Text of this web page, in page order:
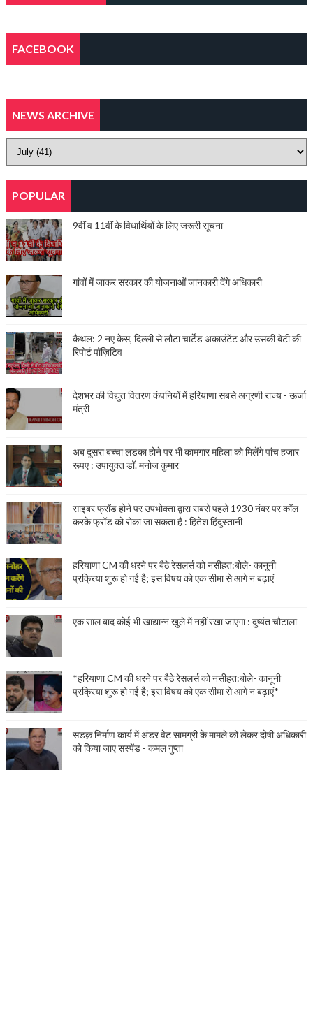
FACEBOOK
NEWS ARCHIVE
POPULAR
9वीं व 11वीं के विधार्थियों के लिए जरूरी सूचना
गांवों में जाकर सरकार की योजनाओं जानकारी देंगे अधिकारी
कैथल: 2 नए केस, दिल्ली से लौटा चार्टेड अकाउंटेंट और उसकी बेटी की
रिपोर्ट पॉज़िटिव
देशभर की विद्युत वितरण कंपनियों में हरियाणा सबसे अग्रणी राज्य - ऊर्जा
मंत्री
अब दूसरा बच्चा लडका होने पर भी कामगार महिला को मिलेंगे पांच हजार
रूपए : उपायुक्त डॉ. मनोज कुमार
साइबर फ्रॉड होने पर उपभोक्ता द्वारा सबसे पहले 1930 नंबर पर कॉल
करके फ्रॉड को रोका जा सकता है : हितेश हिंदुस्तानी
हरियाणा CM की धरने पर बैठे रेसलर्स को नसीहत:बोले- कानूनी
प्रक्रिया शुरू हो गई है; इस विषय को एक सीमा से आगे न बढ़ाएं
एक साल बाद कोई भी खाद्यान्न खुले में नहीं रखा जाएगा : दुष्यंत चौटाला
*हरियाणा CM की धरने पर बैठे रेसलर्स को नसीहत:बोले- कानूनी
प्रक्रिया शुरू हो गई है; इस विषय को एक सीमा से आगे न बढ़ाएं*
सडक़ निर्माण कार्य में अंडर वेट सामग्री के मामले को लेकर दोषी अधिकारी
को किया जाए सस्पेंड - कमल गुप्ता